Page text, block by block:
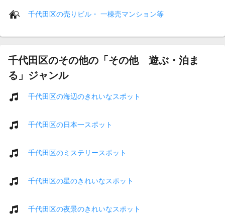
千代田区の売りビル・ 一棟売マンション等
千代田区のその他の「その他 遊ぶ・泊ま
る」ジャンル
千代田区の海辺のきれいなスポット
千代田区の日本一スポット
千代田区のミステリースポット
千代田区の星のきれいなスポット
千代田区の夜景のきれいなスポット